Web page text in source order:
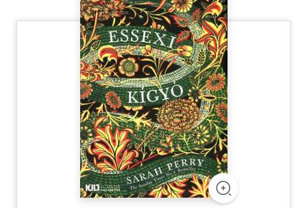
Szótár, nyelvkönyv
Tankönyv, segédkönyv
Társadalomtudomány
Természettudomány